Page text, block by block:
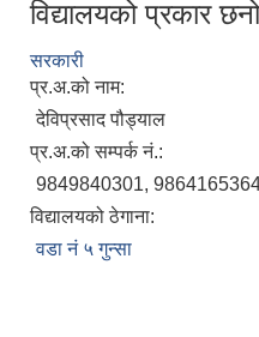
विद्यालयको प्रकार
सरकारी
प्र.अ.को नाम:
देविप्रसाद पौड्याल
प्र.अ.को सम्पर्क नं.:
9849840301,
विद्यालयको ठेगाना:
वडा नं ५ गुन्सा